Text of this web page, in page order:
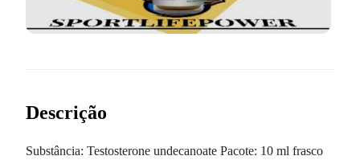
Descrição
Substância: Testosterone undecanoate Pacote: 10 ml frasco